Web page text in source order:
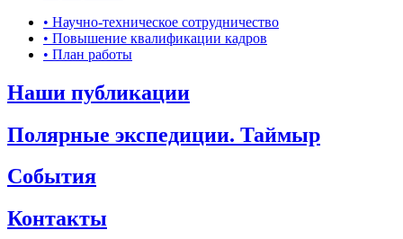
• Научно-техническое сотрудничество
• Повышение квалификации кадров
• План работы
Наши публикации
Полярные экспедиции. Таймыр
События
Контакты